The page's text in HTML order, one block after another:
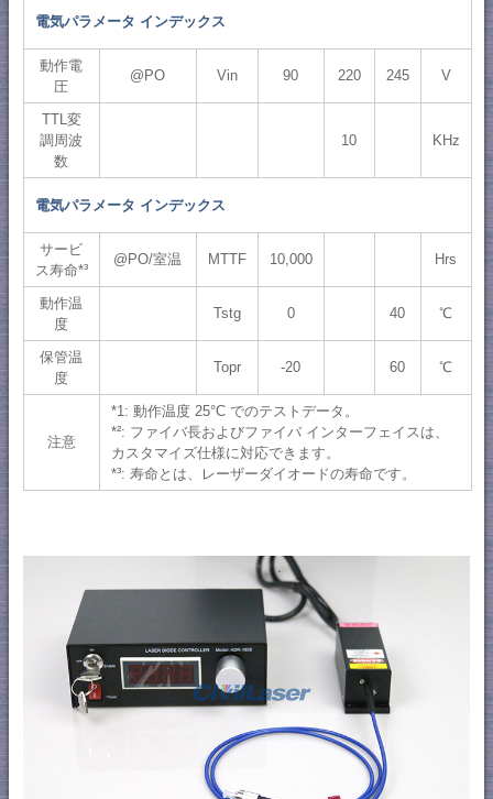
電気パラメータ インデックス
動作電
圧
@PO Vin 90 220 245 V
TTL変
調周波
数
10 KHz
電気パラメータ インデックス
サービ
ス寿命*³
@PO/室温 MTTF 10,000 Hrs
動作温
度
Tstg 0 40 ℃
保管温
度
Topr -20 60 ℃
注意
*1: 動作温度 25°C でのテストデータ。
*²: ファイバ長およびファイバ インターフェイスは、
カスタマイズ仕様に対応できます。
*³: 寿命とは、レーザーダイオードの寿命です。